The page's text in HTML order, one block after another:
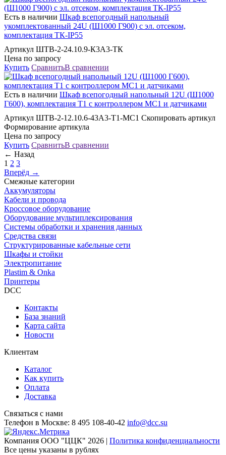
Есть в наличии Шкаф всепогодный напольный
укомплектованный 24U (Ш1000 Г900) с эл. отсеком,
комплектация ТК-IP55
Артикул ШТВ-2-24.10.9-К3А3-ТК
Цена по запросу
Купить СравнитьВ сравнении
Есть в наличии Шкаф всепогодный напольный 12U (Ш1000
Г600), комплектация Т1 с контроллером MC1 и датчиками
Артикул ШТВ-2-12.10.6-43А3-Т1-МС1 Скопировать артикул
Формирование артикула
Цена по запросу
Купить СравнитьВ сравнении
← Назад
1 2 3
Вперёд →
Смежные категории
Аккумуляторы
Кабели и провода
Кроссовое оборудование
Оборудование мультиплексирования
Системы обработки и хранения данных
Средства связи
Структурированные кабельные сети
Шкафы и стойки
Электропитание
Plastim & Onka
Принтеры
DCC
Контакты
База знаний
Карта сайта
Новости
Клиентам
Каталог
Как купить
Оплата
Доставка
Связаться с нами
Телефон в Москве: 8 495 108-40-42 info@dcc.su
Компания ООО "ЦЦК" 2026 | Политика конфиденциальности
Все цены указаны в рублях